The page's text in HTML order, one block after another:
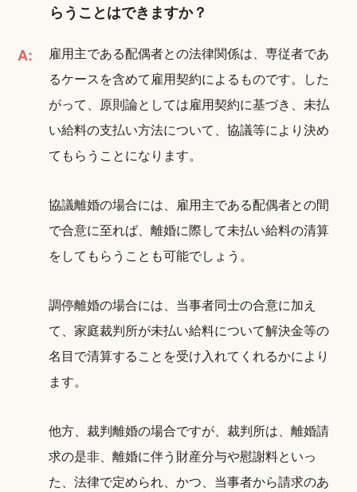
らうことはできますか？
A:
雇用主である配偶者との法律関係は、専従者であ
るケースを含めて雇用契約によるものです。した
がって、原則論としては雇用契約に基づき、未払
い給料の支払い方法について、協議等により決め
てもらうことになります。
協議離婚の場合には、雇用主である配偶者との間
で合意に至れば、離婚に際して未払い給料の清算
をしてもらうことも可能でしょう。
調停離婚の場合には、当事者同士の合意に加え
て、家庭裁判所が未払い給料について解決金等の
名目で清算することを受け入れてくれるかにより
ます。
他方、裁判離婚の場合ですが、裁判所は、離婚請
求の是非、離婚に伴う財産分与や慰謝料といっ
た、法律で定められ、かつ、当事者から請求のあ